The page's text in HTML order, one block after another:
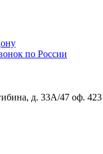
по России
д. 33А/47 оф. 423